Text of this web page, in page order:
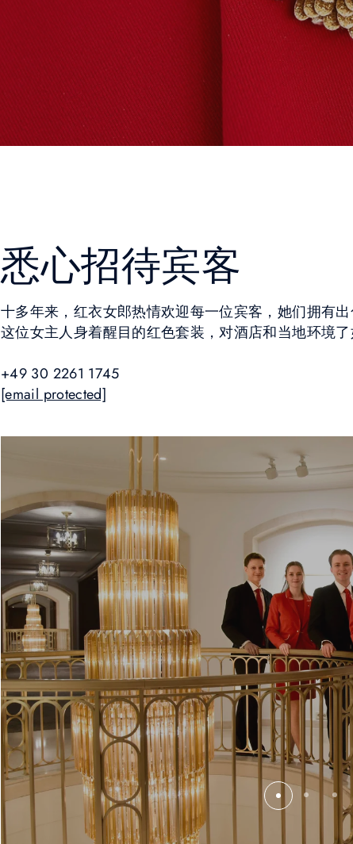
悉心招待宾客
十多年来，红衣女郎热情欢迎每一位宾客，她们拥有
这位女主人身着醒目的红色套装，对酒店和当地环境
+49 30 2261 1745
[email protected]